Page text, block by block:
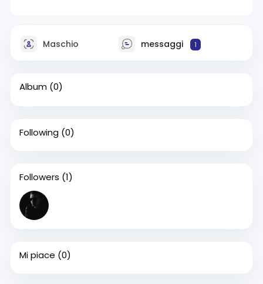
Maschio messaggi 1
Album (0)
Following (0)
Followers (1)
Mi piace (0)